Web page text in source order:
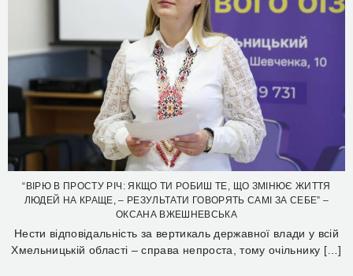
“ВІРЮ В ПРОСТУ РІЧ: ЯКЩО ТИ РОБИШ ТЕ, ЩО ЗМІНЮЄ ЖИТТЯ
ЛЮДЕЙ НА КРАЩЕ, – РЕЗУЛЬТАТИ ГОВОРЯТЬ САМІ ЗА СЕБЕ” –
ОКСАНА ВЖЕШНЕВСЬКА
Нести відповідальність за вертикаль державної влади у всій
Хмельницькій області – справа непроста, тому очільнику […]